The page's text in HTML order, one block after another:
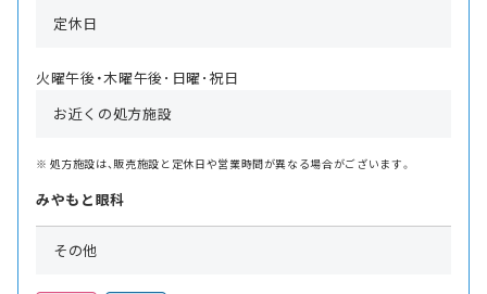
定休日
火曜午後・木曜午後･日曜･祝日
お近くの処方施設
処方施設は、販売施設と定休日や営業時間が異なる場合がございます。
みやもと眼科
その他